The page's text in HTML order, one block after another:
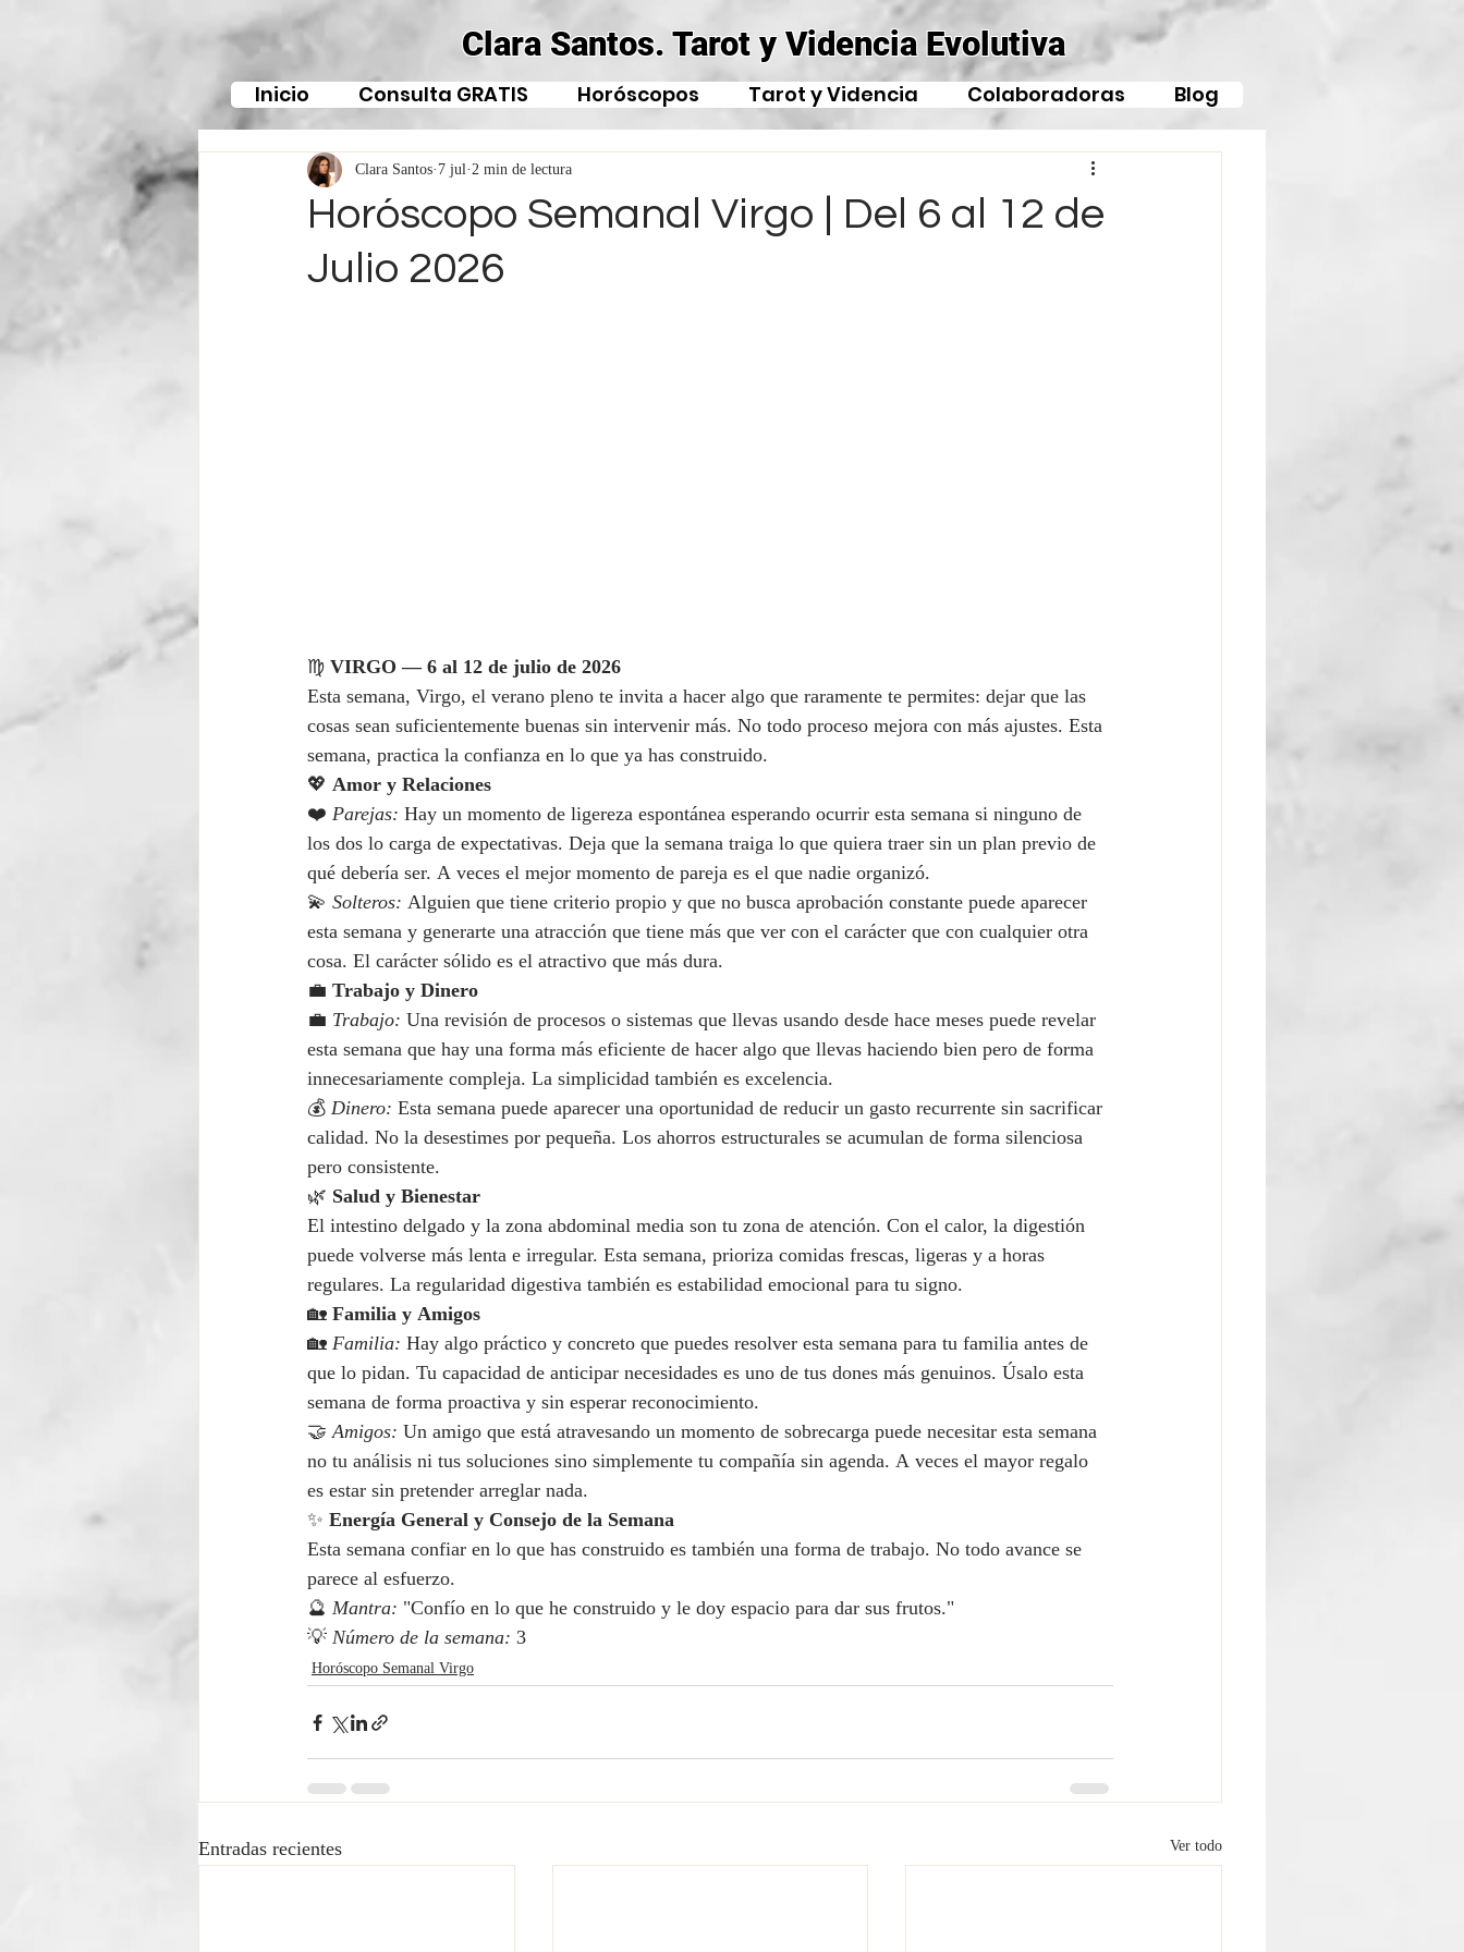
Clara Santos. Tarot y Videncia Evolutiva
Inicio Consulta GRATIS Horóscopos Tarot y Videncia Colaboradoras Blog
Horóscopo Semanal Virgo | Del 6 al 12 de
Julio 2026
Clara Santos 7 jul2 min de lectura
♍ VIRGO — 6 al 12 de julio de 2026
Esta semana, Virgo, el verano pleno te invita a hacer algo que raramente te permites: dejar que las
cosas sean suficientemente buenas sin intervenir más. No todo proceso mejora con más ajustes. Esta
semana, practica la confianza en lo que ya has construido.
💖 Amor y Relaciones
❤️ Parejas: Hay un momento de ligereza espontánea esperando ocurrir esta semana si ninguno de
los dos lo carga de expectativas. Deja que la semana traiga lo que quiera traer sin un plan previo de
qué debería ser. A veces el mejor momento de pareja es el que nadie organizó.
💫 Solteros: Alguien que tiene criterio propio y que no busca aprobación constante puede aparecer
esta semana y generarte una atracción que tiene más que ver con el carácter que con cualquier otra
cosa. El carácter sólido es el atractivo que más dura.
💼 Trabajo y Dinero
💼 Trabajo: Una revisión de procesos o sistemas que llevas usando desde hace meses puede revelar
esta semana que hay una forma más eficiente de hacer algo que llevas haciendo bien pero de forma
innecesariamente compleja. La simplicidad también es excelencia.
💰 Dinero: Esta semana puede aparecer una oportunidad de reducir un gasto recurrente sin sacrificar
calidad. No la desestimes por pequeña. Los ahorros estructurales se acumulan de forma silenciosa
pero consistente.
🌿 Salud y Bienestar
El intestino delgado y la zona abdominal media son tu zona de atención. Con el calor, la digestión
puede volverse más lenta e irregular. Esta semana, prioriza comidas frescas, ligeras y a horas
regulares. La regularidad digestiva también es estabilidad emocional para tu signo.
🏡 Familia y Amigos
🏡 Familia: Hay algo práctico y concreto que puedes resolver esta semana para tu familia antes de
que lo pidan. Tu capacidad de anticipar necesidades es uno de tus dones más genuinos. Úsalo esta
semana de forma proactiva y sin esperar reconocimiento.
🤝 Amigos: Un amigo que está atravesando un momento de sobrecarga puede necesitar esta semana
no tu análisis ni tus soluciones sino simplemente tu compañía sin agenda. A veces el mayor regalo
es estar sin pretender arreglar nada.
✨ Energía General y Consejo de la Semana
Esta semana confiar en lo que has construido es también una forma de trabajo. No todo avance se
parece al esfuerzo.
🔮 Mantra: "Confío en lo que he construido y le doy espacio para dar sus frutos."
💡 Número de la semana: 3
Horóscopo Semanal Virgo
Entradas recientes Ver todo